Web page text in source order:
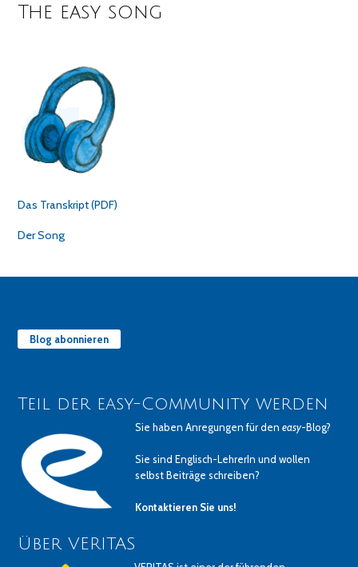
The easy song
Das Transkript (PDF)
Der Song
Blog abonnieren
Teil der easy-Community werden
Sie haben Anregungen für deneasy-Blog?
Sie sind Englisch-LehrerIn und wollen
selbst Beiträge schreiben?
Kontaktieren Sie uns!
Über VERITAS